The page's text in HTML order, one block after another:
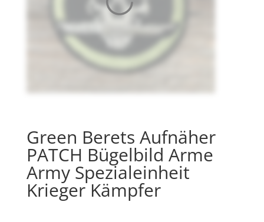
Green Berets Aufnäher
PATCH Bügelbild Arme
Army Spezialeinheit
Krieger Kämpfer